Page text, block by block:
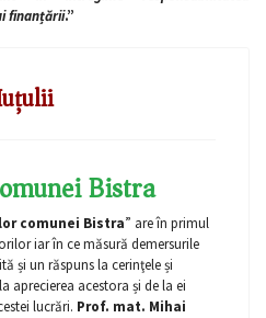
finanțării.”
Bistra
comunei Bistra” are în primul
iar în ce măsură demersurile
și un răspuns la cerinţele și
aprecierea acestora și de la ei
lucrări. Prof. mat. Mihai